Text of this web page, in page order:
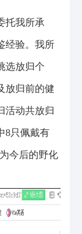
托我所承
经验。我所
选放归个
放归前的健
活动共放归
8只佩戴有
今后的野化